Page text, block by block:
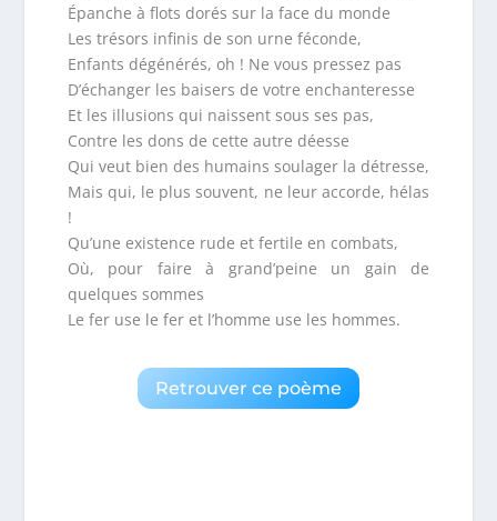
Épanche à flots dorés sur la face du monde
Les trésors infinis de son urne féconde,
Enfants dégénérés, oh ! Ne vous pressez pas
D’échanger les baisers de votre enchanteresse
Et les illusions qui naissent sous ses pas,
Contre les dons de cette autre déesse
Qui veut bien des humains soulager la détresse,
Mais qui, le plus souvent, ne leur accorde, hélas
!
Qu’une existence rude et fertile en combats,
Où, pour faire à grand’peine un gain de
quelques sommes
Le fer use le fer et l’homme use les hommes.
Retrouver ce poème